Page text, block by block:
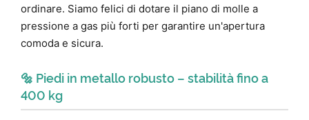
ordinare. Siamo felici di dotare il piano di molle a
pressione a gas più forti per garantire un'apertura
comoda e sicura.
🔩 Piedi in metallo robusto – stabilità fino a
400 kg